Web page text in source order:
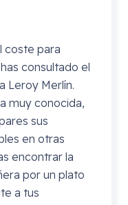
coste para
consultado el
Leroy Merlín.
muy conocida,
sus
en otras
encontrar la
por un plato
a tus